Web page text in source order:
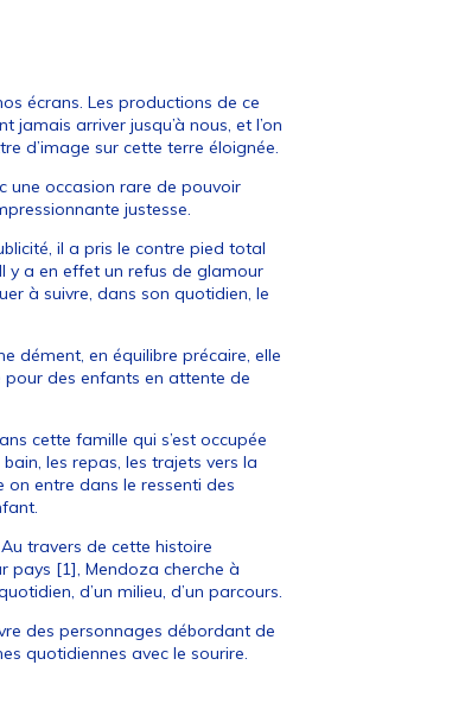
écrans. Les productions de ce
arriver jusqu’à nous, et l’on
d’image sur cette terre éloignée.
une occasion rare de pouvoir
justesse.
il a pris le contre pied total
y a en effet un refus de glamour
à suivre, dans son quotidien, le
dément, en équilibre précaire, elle
pour des enfants en attente de
cette famille qui s’est occupée
les repas, les trajets vers la
entre dans le ressenti des
travers de cette histoire
pays [1], Mendoza cherche à
d’un milieu, d’un parcours.
des personnages débordant de
quotidiennes avec le sourire.